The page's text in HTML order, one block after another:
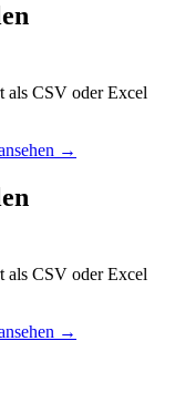
als CSV oder Excel
→
als CSV oder Excel
→